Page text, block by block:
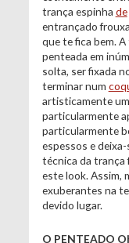
trança espinha de
entrançado
que te fica bem.
penteada em
solta, ser fixada
terminar num
artisticamente
particularmente
particularmente
espessos e
técnica da trança
este look. Assim,
exuberantes na
devido lugar.
O PENTEADO